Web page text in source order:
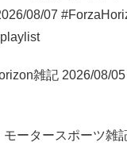
08/07
雑記 2026/08/
モータースポーツ雑